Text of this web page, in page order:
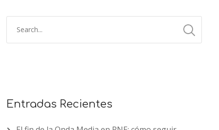
Entradas Recientes